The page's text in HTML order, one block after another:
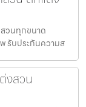
วนทุกขนาด
รับประกันความส
งสวน